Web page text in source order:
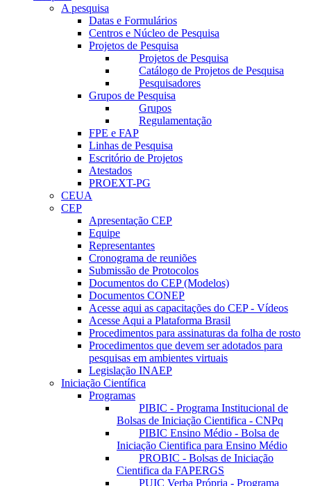
A pesquisa
Datas e Formulários
Centros e Núcleo de Pesquisa
Projetos de Pesquisa
Projetos de Pesquisa
Catálogo de Projetos de Pesquisa
Pesquisadores
Grupos de Pesquisa
Grupos
Regulamentação
FPE e FAP
Linhas de Pesquisa
Escritório de Projetos
Atestados
PROEXT-PG
CEUA
CEP
Apresentação CEP
Equipe
Representantes
Cronograma de reuniões
Submissão de Protocolos
Documentos do CEP (Modelos)
Documentos CONEP
Acesse aqui as capacitações do CEP - Vídeos
Acesse Aqui a Plataforma Brasil
Procedimentos para assinaturas da folha de rosto
Procedimentos que devem ser adotados para
pesquisas em ambientes virtuais
Legislação INAEP
Iniciação Científica
Programas
PIBIC - Programa Institucional de
Bolsas de Iniciação Cientifica - CNPq
PIBIC Ensino Médio - Bolsa de
Iniciação Cientifica para Ensino Médio
PROBIC - Bolsas de Iniciação
Cientifica da FAPERGS
PUIC Verba Própria - Programa